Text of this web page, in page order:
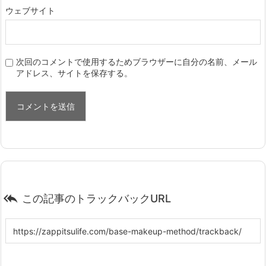
ウェブサイト
次回のコメントで使用するためブラウザーに自分の名前、メール
アドレス、サイトを保存する。
 この記事のトラックバックURL